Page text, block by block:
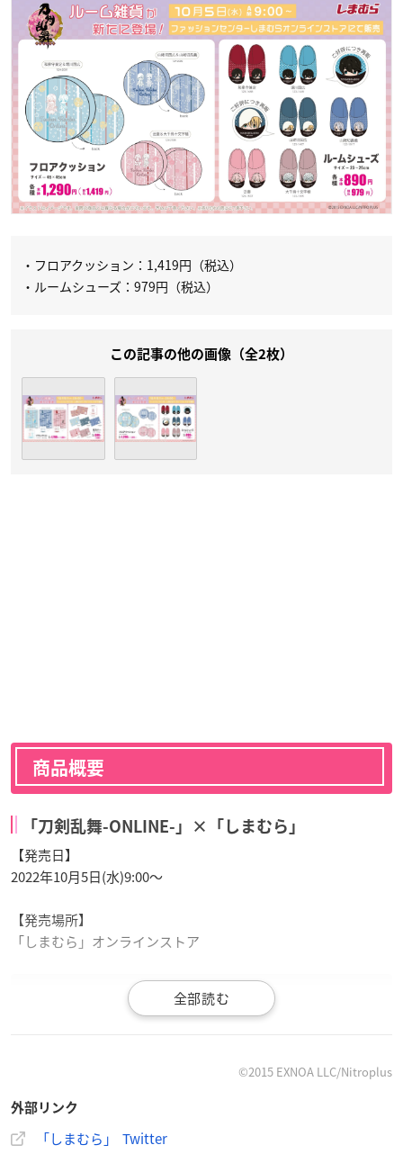
・フロアクッション：1,419円（税込）
・ルームシューズ：979円（税込）
この記事の他の画像（全2枚）
商品概要
「刀剣乱舞-ONLINE-」×「しまむら」
【発売日】
2022年10月5日(水)9:00～
【発売場所】
「しまむら」オンラインストア
バー、フロアクッション、ルームシューズが10/5（水）オン
オンラインストアはこちら→
＊売り切れの際はご容赦ください。
©2015 EXNOA LLC/Nitroplus
外部リンク
「しまむら」 Twitter